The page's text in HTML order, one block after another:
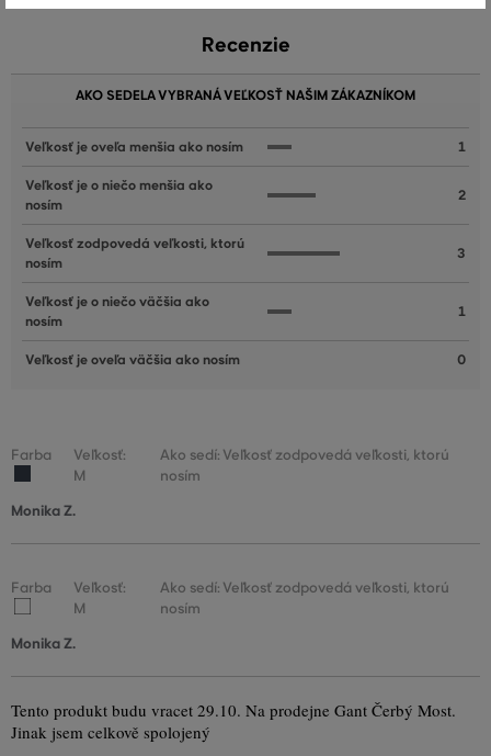
Recenzie
AKO SEDELA VYBRANÁ VEĽKOSŤ NAŠIM ZÁKAZNÍKOM
Veľkosť je oveľa menšia ako nosím 1
Veľkosť je o niečo menšia ako
nosím
2
Veľkosť zodpovedá veľkosti, ktorú
nosím
3
Veľkosť je o niečo väčšia ako
nosím
1
Veľkosť je oveľa väčšia ako nosím 0
Farba
Veľkosť:
M
Ako sedí: Veľkosť zodpovedá veľkosti, ktorú
nosím
Monika Z.
Farba
Veľkosť:
M
Ako sedí: Veľkosť zodpovedá veľkosti, ktorú
nosím
Monika Z.
Tento produkt budu vracet 29.10. Na prodejne Gant Čerbý Most.
Jinak jsem celkově spolojený